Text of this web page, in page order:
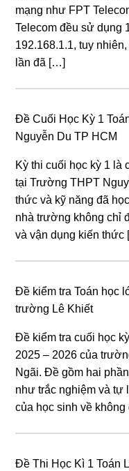
mạng như FPT
Telecom đều sử dụng
192.168.1.1, tuy
lần đã […]
Đề Cuối Học Kỳ 1
Nguyễn Du TP HCM
Kỳ thi cuối học kỳ 1 là
tại Trường THPT
thức và kỹ năng đã
nhà trường không chỉ
và vận dụng kiến thức
Đề kiểm tra Toán học
trường Lê Khiết
Đề kiểm tra cuối học
2025 – 2026 của
Ngãi. Đề gồm hai
như trắc nghiệm và tự
của học sinh về
Đề Thi Học Kì 1 Toán